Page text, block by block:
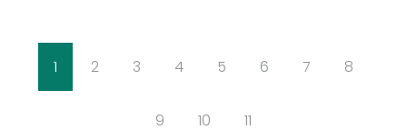
1 2 3 4 5 6 7 8
9 10 11